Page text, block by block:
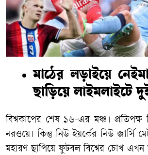
মাঠের লড়াইয়ে
ছাড়িয়ে লাইমলাইটে
বিশ্বকাপের শেষ ১৬-এর মঞ্চ। প্রতিপক্ষ
নরওয়ে। কিন্তু নিউ ইয়র্কের নিউ জার্সি
মহারণ ছাপিয়ে ফুটবল বিশ্বের চোখ